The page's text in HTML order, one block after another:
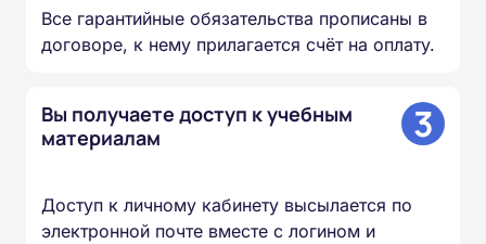
Все гарантийные обязательства прописаны в
договоре, к нему прилагается счёт на оплату.
Вы получаете доступ к учебным
материалам
3
Доступ к личному кабинету высылается по
электронной почте вместе с логином и